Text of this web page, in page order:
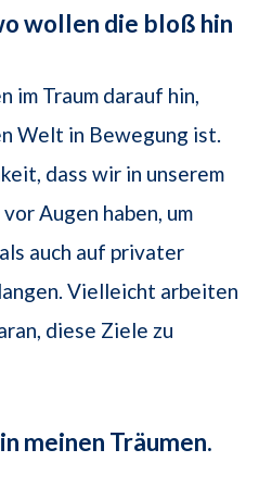
wollen die bloß hin
im Traum darauf hin,
Welt in Bewegung ist.
dass wir in unserem
Augen haben, um
auch auf privater
Vielleicht arbeiten
diese Ziele zu
meinen Träumen.